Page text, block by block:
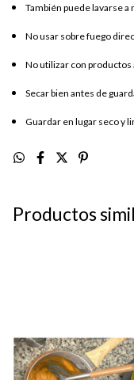
También puede lavarse
No usar sobre fuego
No utilizar con productos
Secar bien antes de
Guardar en lugar seco y
Productos